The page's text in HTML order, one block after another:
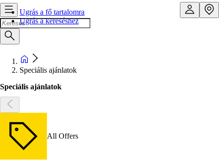
Ugrás a fő tartalomra
Ugrás a kereséshez
Speciális ajánlatok
Speciális ajánlatok
All Offers